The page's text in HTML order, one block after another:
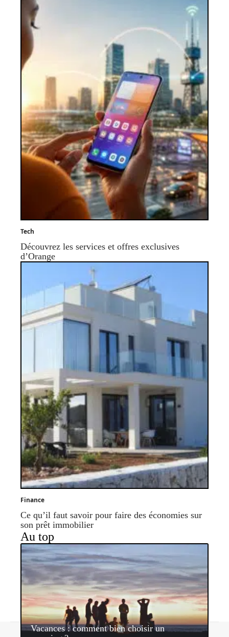
Tech
Découvrez les services et offres exclusives
d’Orange
Finance
Ce qu’il faut savoir pour faire des économies sur
son prêt immobilier
Au top
Vacances : comment bien choisir un